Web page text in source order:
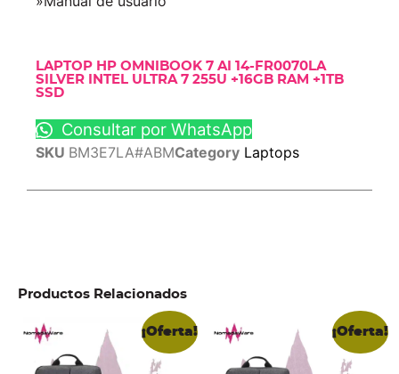
LAPTOP HP OMNIBOOK 7 AI 14-FR0070LA
SILVER INTEL ULTRA 7 255U +16GB RAM +1TB
SSD
Consultar por WhatsApp
SKU BM3E7LA#ABMCategory Laptops
Productos Relacionados
¡Oferta! ¡Oferta!